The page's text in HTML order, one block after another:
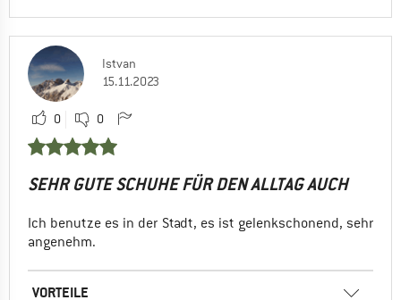
Istvan
15.11.2023
0 0
SEHR GUTE SCHUHE FÜR DEN ALLTAG AUCH
Ich benutze es in der Stadt, es ist gelenkschonend, sehr
angenehm.
VORTEILE